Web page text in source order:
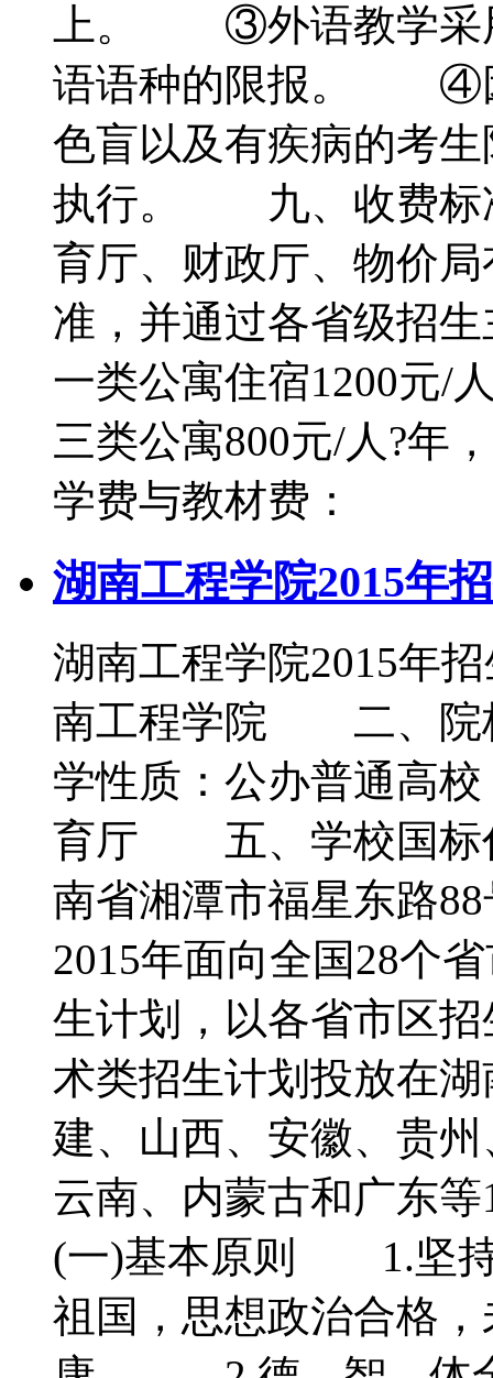
上。 ③外语教学采
语语种的限报。 ④因
色盲以及有疾病的考
执行。 九、收费标
育厅、财政厅、物价
准，并通过各省级招
一类公寓住宿1200元/
三类公寓800元/人?
学费与教材费：
湖南工程学院2015年
湖南工程学院2015
南工程学院 二、院
学性质：公办普通高
育厅 五、学校国标
南省湘潭市福星东路
2015年面向全国28个
生计划，以各省市区
术类招生计划投放在
建、山西、安徽、贵
云南、内蒙古和广
(一)基本原则 1.坚持
祖国，思想政治合格